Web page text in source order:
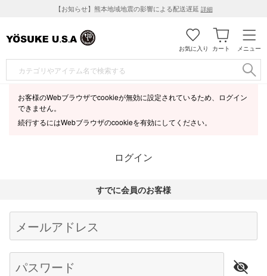
【お知らせ】熊本地域地震の影響による配送遅延 詳細
メニュー
カート
お気に入り
お客様のWebブラウザでcookieが無効に設定されているため、ログイン
できません。
続行するにはWebブラウザのcookieを有効にしてください。
ログイン
すでに会員のお客様
Begin typing for results.
メールアドレス
パスワード